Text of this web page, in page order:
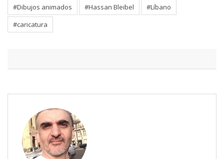
#Dibujos animados
#Hassan Bleibel
#Líbano
#caricatura